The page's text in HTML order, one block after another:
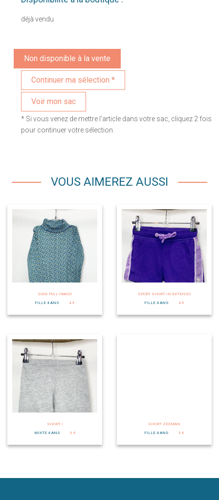
déjà vendu
Non disponible à la vente
Voir mon sac
* Si vous venez de mettre l'article dans votre sac, cliquez 2 fois
pour continuer votre sélection.
VOUS AIMEREZ AUSSI
SOUS PULL OKAIDI
FILLE 4 ANS
4 €
SPORT SHORT IN EXTENSO
FILLE 4 ANS
4 €
SHORT /
MIXTE 4 ANS
3 €
SHORT ZEEMAN
FILLE 4 ANS
3 €